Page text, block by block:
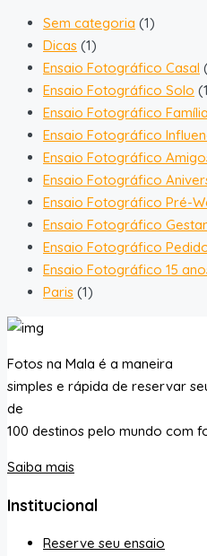
Sem categoria (1)
Dicas (1)
Ensaio Fotográfico Casal
Ensaio Fotográfico Solo
Ensaio Fotográfico Família
Ensaio Fotográfico
Ensaio Fotográfico
Ensaio Fotográfico
Ensaio Fotográfico Pré-
Ensaio Fotográfico
Ensaio Fotográfico
Ensaio Fotográfico 15
Paris (1)
Fotos na Mala é a maneira
simples e rápida de reservar
de
100 destinos pelo mundo com
Saiba mais
Institucional
Reserve seu ensaio